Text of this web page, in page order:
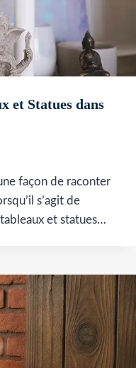
et Statues dans
façon de raconter
s’agit de
et statues…